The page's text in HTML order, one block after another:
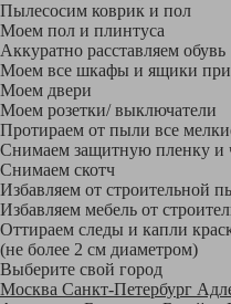
Пылесосим коврик и пол
Моем пол и плинтуса
Аккуратно расставляем обувь
Моем все шкафы и ящики при
Моем двери
Моем розетки/ выключатели
Протираем от пыли все
Снимаем защитную пленку и
Снимаем скотч
Избавляем от строительной
Избавляем мебель от
Оттираем следы и капли
(не более 2 см диаметром)
Выберите свой город
Москва Санкт-Петербург